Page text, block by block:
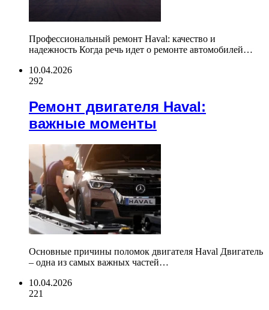
Профессиональный ремонт Haval: качество и
надежность Когда речь идет о ремонте автомобилей…
10.04.2026
292
Ремонт двигателя Haval:
важные моменты
Основные причины поломок двигателя Haval Двигатель
– одна из самых важных частей…
10.04.2026
221